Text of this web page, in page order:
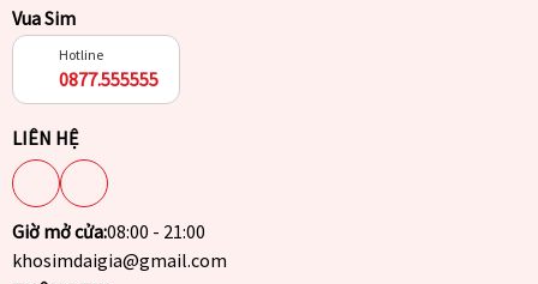
Vua Sim
Hotline
0877.555555
LIÊN HỆ
Giờ mở cửa:08:00 - 21:00
khosimdaigia@gmail.com